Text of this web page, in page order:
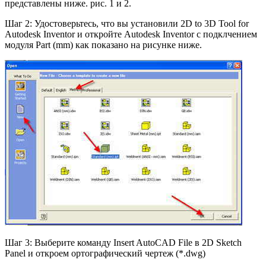
представлены ниже. рис. 1 и 2.
Шаг 2: Удостоверьтесь, что вы установили 2D to 3D Tool for
Autodesk Inventor и откройте Autodesk Inventor с подклчением
модуля Part (mm) как показано на рисунке ниже.
Шаг 3: Выберите команду Insert AutoCAD File в 2D Sketch
Panel и откроем ортографический чертеж (*.dwg)